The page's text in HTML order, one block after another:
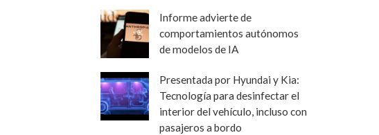
Informe advierte de
comportamientos autónomos
de modelos de IA
Presentada por Hyundai y Kia:
Tecnología para desinfectar el
interior del vehículo, incluso con
pasajeros a bordo